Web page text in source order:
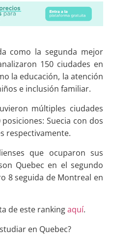
como la segunda mejor
150 ciudades en
la educación, la atención
e inclusión familiar.
múltiples ciudades
Suecia con dos
respectivamente.
que ocuparon sus
Quebec en el segundo
8 seguida de Montreal en
de este rankingaquí.
en Quebec?